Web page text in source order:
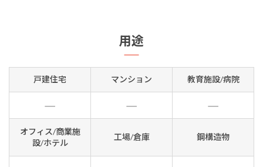
用途
戸建住宅 マンション 教育施設/病院
オフィス/商業施
設/ホテル
工場/倉庫 鋼構造物